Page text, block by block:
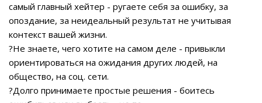
самый главный хейтер - ругаете себя за ошибку, за
опоздание, за неидеальный результат не учитывая
контекст вашей жизни.
?Не знаете, чего хотите на самом деле - привыкли
ориентироваться на ожидания других людей, на
общество, на соц. сети.
?Долго принимаете простые решения - боитесь